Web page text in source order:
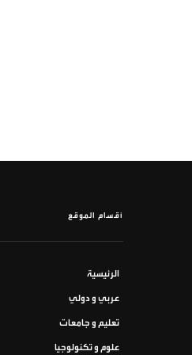
أقسام الموقع
الرئيسية
عربي و دولي
تعليم و جامعات
علوم و تكنولوجيا